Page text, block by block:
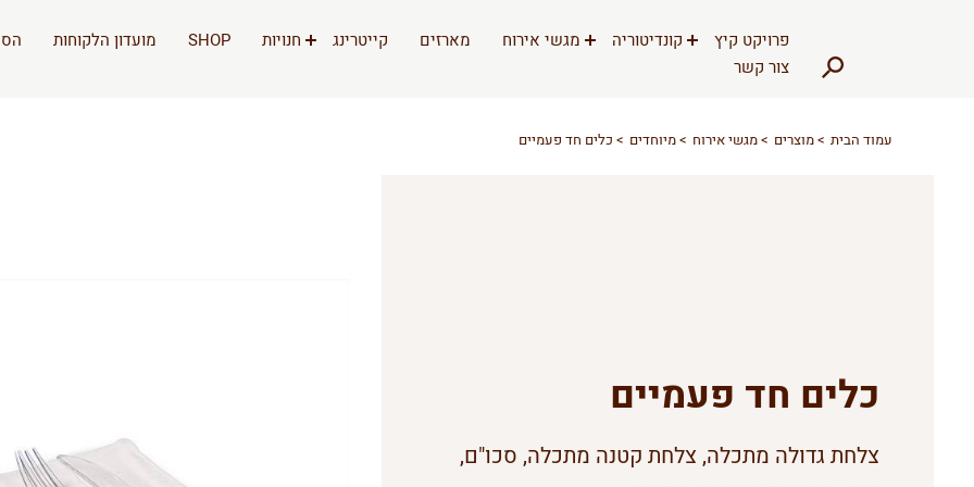
פרויקט קיץ קונדיטוריה מגשי אירוח מארזים קייטרינג חנויות SHOP מועדון הלקוחות
צור קשר
עמוד הבית מוצרים מגשי אירוח מיוחדים כלים חד פעמיים
כלים חד פעמיים
צלחת גדולה מתכלה, צלחת קטנה מתכלה, סכו"ם,